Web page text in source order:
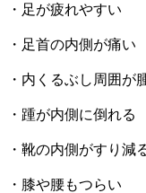
・足が疲れやすい
・足首の内側が痛い
・内くるぶし周囲が
・踵が内側に倒れる
・靴の内側がすり減
・膝や腰もつらい